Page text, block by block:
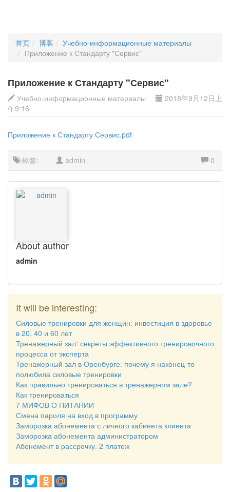
首页 博客
Учебно-информационные материалы
Приложение к Стандарту "Сервис"
Приложение к Стандарту "Сервис"
Учебно-информационные материалы
2018年9月12日上
午9:16
Приложение к Стандарту Сервис.pdf
标签: admin 0
About author
admin
It will be interesting:
Силовые тренировки для женщин: инвестиция в здоровье
в 20, 40 и 60 лет
Тренажерный зал: секреты эффективного тренировочного
процесса от эксперта
Тренажерный зал в Оренбурге: почему я наконец-то
полюбила силовые тренировки
Как правильно тренироваться в тренажерном зале?
Как тренироваться
7 МИФОВ О ПИТАНИИ
Смена пароля на вход в программу
Заморозка абонемента с личного кабинета клиента
Заморозка абонемента администратором
Абонемент в рассрочку. 2 платеж